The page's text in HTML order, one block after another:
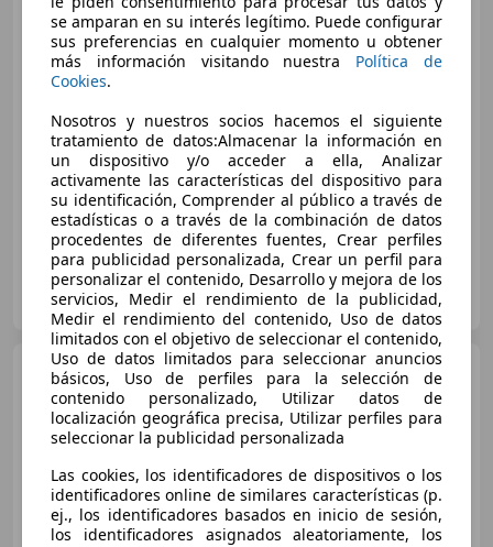
tronic 110kW
Buen precio
04/2024 72.877 km Diésel 110 kW (150 CV)
Flexicar Móstoles - Los Rosales
ES-28933 Móstoles
Audi Q2
35 TDI Design
quattro S tronic 110kW
€ 21.999
Súper oferta
se amparan en su interés legítimo. Puede configurar
sus preferencias en cualquier momento u obtener
más información visitando nuestra Política de
Cookies.
Nosotros y nuestros socios hacemos el siguiente
tratamiento de datos:Almacenar la información en
un dispositivo y/o acceder a ella, Analizar
activamente las características del dispositivo para
su identificación, Comprender al público a través de
estadísticas o a través de la combinación de datos
procedentes de diferentes fuentes, Crear perfiles
para publicidad personalizada, Crear un perfil para
personalizar el contenido, Desarrollo y mejora de los
servicios, Medir el rendimiento de la publicidad,
Medir el rendimiento del contenido, Uso de datos
limitados con el objetivo de seleccionar el contenido,
Uso de datos limitados para seleccionar anuncios
básicos, Uso de perfiles para la selección de
contenido personalizado, Utilizar datos de
localización geográfica precisa, Utilizar perfiles para
seleccionar la publicidad personalizada
Las cookies, los identificadores de dispositivos o los
identificadores online de similares características (p.
ej., los identificadores basados en inicio de sesión,
los identificadores asignados aleatoriamente, los